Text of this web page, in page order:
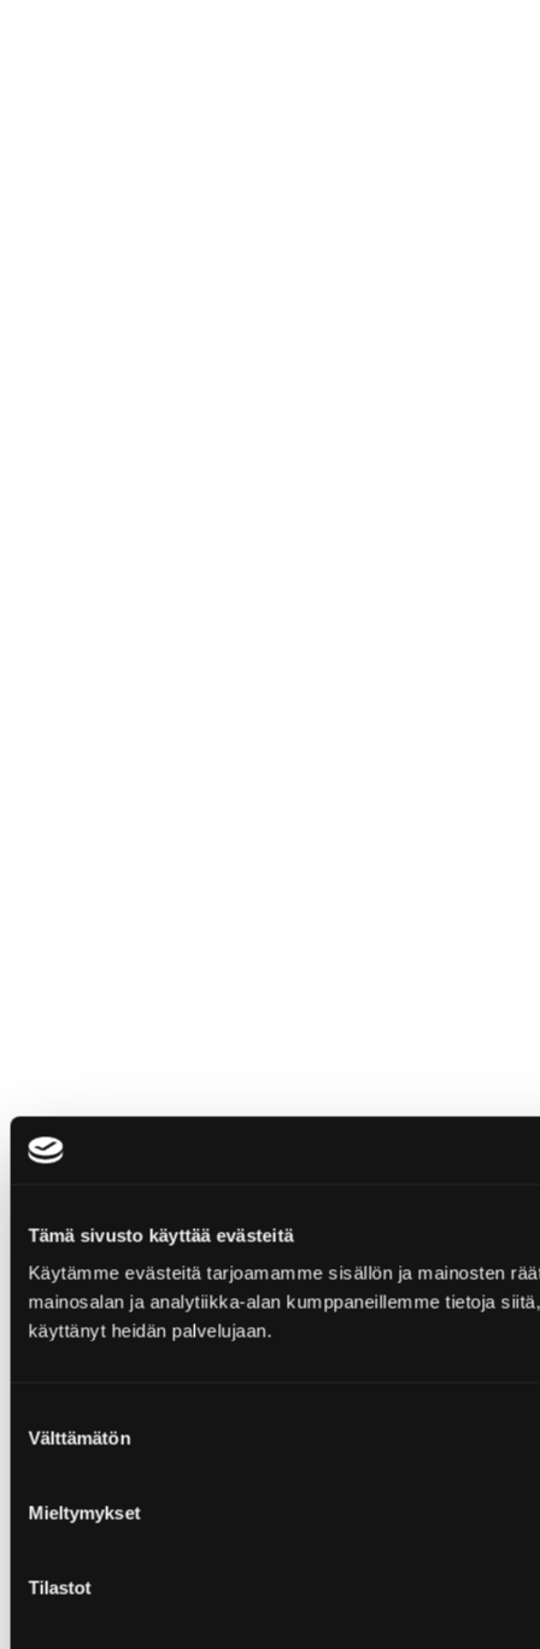
Tämä sivusto käyttää evästeitä
Käytämme evästeitä tarjoamamme sisällön ja mainosten
mainosalan ja analytiikka-alan kumppaneillemme tietoja
käyttänyt heidän palvelujaan.
valinta
Välttämätön
Mieltymykset
Tilastot